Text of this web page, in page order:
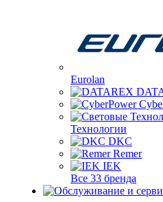
Eurolan
Технологии
DKC
Remer
IEK
Все 33 бренда